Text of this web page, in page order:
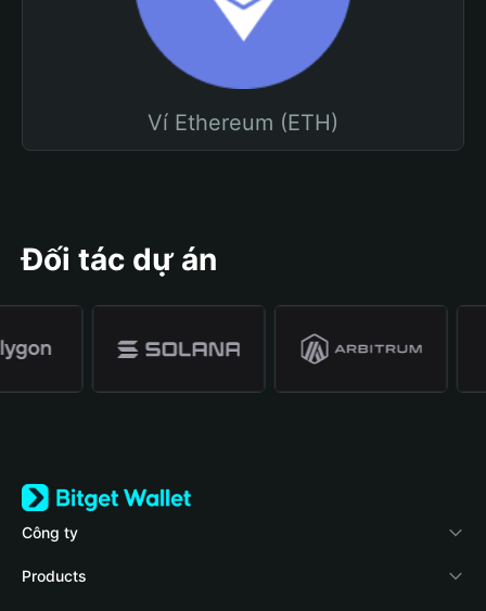
Ví Ethereum (ETH)
Đối tác dự án
Công ty
Về Bitget Wallet
Products